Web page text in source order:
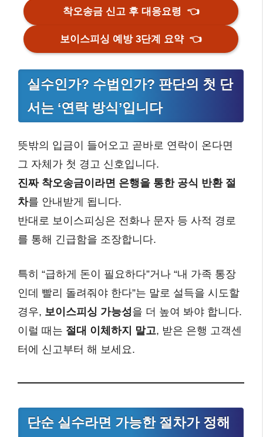
착오송금 신고 후 대응요령 👈
보이스피싱 예방 3단계 요약 👈
실수인가? 수법인가? 판단의 첫 단
서는 ‘연락 방식’입니다
뜻밖의 입금이 들어오고 곧바로 연락이 온다면
그 자체가 첫 경고 신호입니다.
진짜 착오송금이라면 은행을 통한 공식 반환 절
차를 안내받게 됩니다.
반대로 보이스피싱은 전화나 문자 등 사적 경로
를 통해 긴급함을 조장합니다.
특히 “급하게 돈이 필요하다”거나 “내 가족 통장
인데 빨리 돌려줘야 한다”는 말로 설득을 시도할
경우, 보이스피싱 가능성을 더 높여 봐야 합니다.
이럴 때는 절대 이체하지 말고, 받은 은행 고객센
터에 신고부터 해 보세요.
단순 실수라면 가능한 절차가 정해